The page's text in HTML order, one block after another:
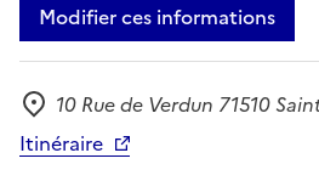
Modifier ces informations
Adresse
10 Rue de Verdun 71510
Itinéraire